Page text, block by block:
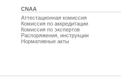
CNAA
Аттестационная комиссия
Комиссия по аккредитации
Комиссия по экспертов
Распоряжения, инструкции
Нормативные акты